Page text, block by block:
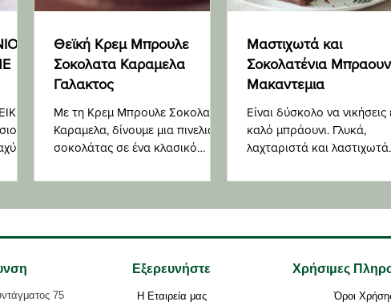
για
Θεϊκή Κρεμ Μπρουλε
Σοκολατα Καραμελα
Γαλακτος
Με τη Κρεμ Μπρουλε Σοκολατα
Καραμελα, δίνουμε μια πινελιά
σοκολάτας σε ένα κλασικό
κρεμ μπρουλέ.
Μαστιχωτά και
Σοκολατένια
Μακαντεμια
Είναι δύσκολο να νικήσεις
καλό μπράουνι. Γλυκά,
λαχταριστά και λαστιχωτά
λύση για τους λάτρεις της
75
Εξερευνήστε
Η Εταιρεία μας
Χρήσιμες
Όροι